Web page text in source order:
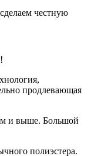
честную
продлевающая
и выше. Большой
полиэстера.